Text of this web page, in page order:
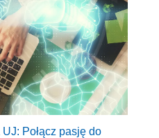
Połącz pasję do